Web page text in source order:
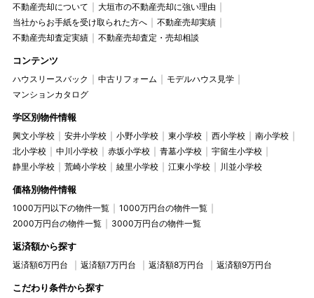
不動産売却について
大垣市の不動産売却に強い理由
当社からお手紙を受け取られた方へ
不動産売却実績
不動産売却査定実績
不動産売却査定・売却相談
コンテンツ
ハウスリースバック 中古リフォーム
モデルハウス見学
マンションカタログ
学区別物件情報
興文小学校 安井小学校 小野小学校 東小学校 西小学校
南小学校
北小学校
中川小学校 赤坂小学校 青墓小学校
宇留生小学校
静里小学校
荒崎小学校 綾里小学校 江東小学校 川並小学校
価格別物件情報
1000万円以下の物件一覧
1000万円台の物件一覧
2000万円台の物件一覧
3000万円台の物件一覧
返済額から探す
返済額6万円台 返済額7万円台 返済額8万円台 返済額9万円台
こだわり条件から探す